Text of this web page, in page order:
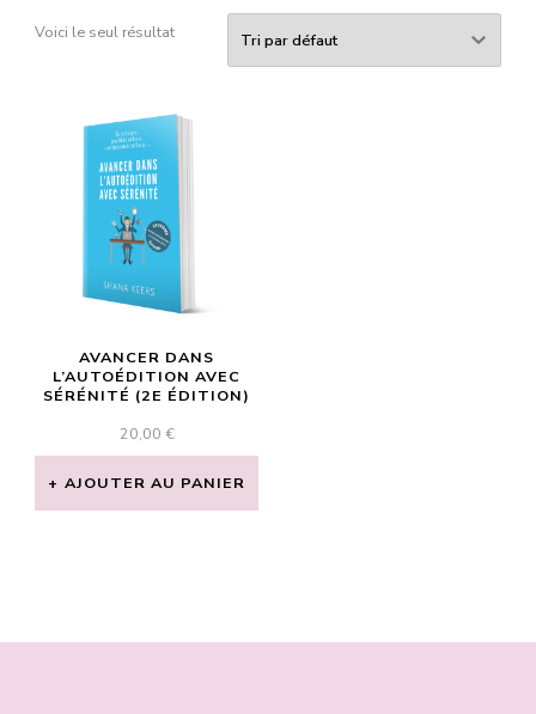
Voici le seul résultat
AVANCER DANS
L’AUTOÉDITION AVEC
SÉRÉNITÉ (2E ÉDITION)
20,00 €
AJOUTER AU PANIER